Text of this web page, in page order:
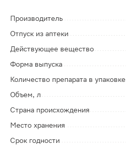
Производитель
Отпуск из аптеки
Действующее вещество
Форма выпуска
Количество препарата в упаковке
Объем, л
Страна происхождения
Место хранения
Срок годности